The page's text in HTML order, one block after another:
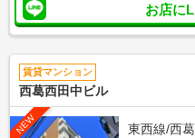
お店に
賃貸マンション
西葛西田中ビル
NEW
東西線/西